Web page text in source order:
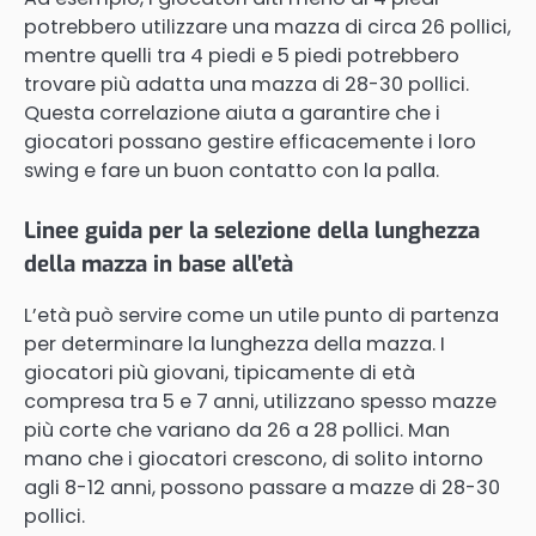
potrebbero utilizzare una mazza di circa 26 pollici,
mentre quelli tra 4 piedi e 5 piedi potrebbero
trovare più adatta una mazza di 28-30 pollici.
Questa correlazione aiuta a garantire che i
giocatori possano gestire efficacemente i loro
swing e fare un buon contatto con la palla.
Linee guida per la selezione della lunghezza
della mazza in base all’età
L’età può servire come un utile punto di partenza
per determinare la lunghezza della mazza. I
giocatori più giovani, tipicamente di età
compresa tra 5 e 7 anni, utilizzano spesso mazze
più corte che variano da 26 a 28 pollici. Man
mano che i giocatori crescono, di solito intorno
agli 8-12 anni, possono passare a mazze di 28-30
pollici.